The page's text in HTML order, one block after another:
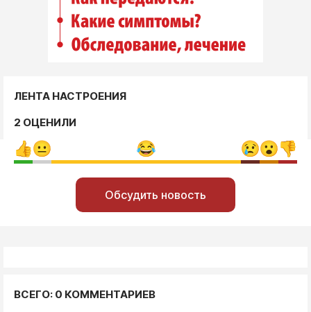
ЛЕНТА НАСТРОЕНИЯ
2 ОЦЕНИЛИ
Обсудить новость
ВСЕГО: 0 КОММЕНТАРИЕВ